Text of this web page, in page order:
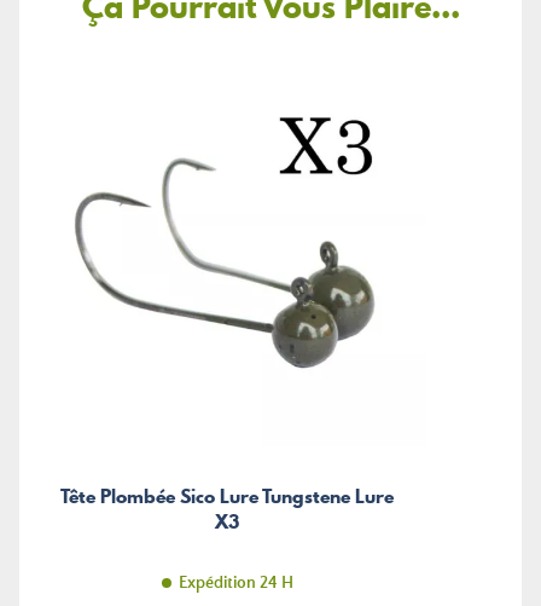
Tête Plombée Sico Lure Tungstene Lure
X3
Expédition 24 H